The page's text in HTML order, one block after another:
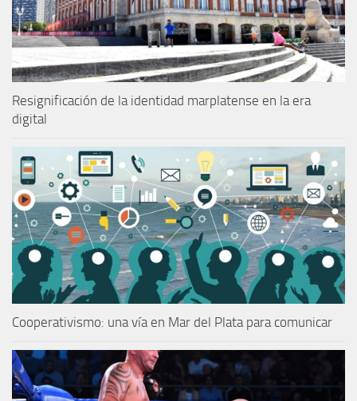
Resignificación de la identidad marplatense en la era
digital
Cooperativismo: una vía en Mar del Plata para comunicar